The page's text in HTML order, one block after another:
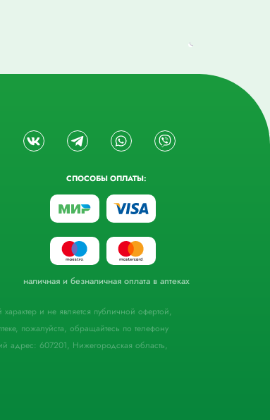
СПОСОБЫ ОПЛАТЫ:
наличная и безналичная оплата в аптеках
и не является публичной офертой,
пожалуйста, обращайтесь по телефону
607201, Нижегородская область,